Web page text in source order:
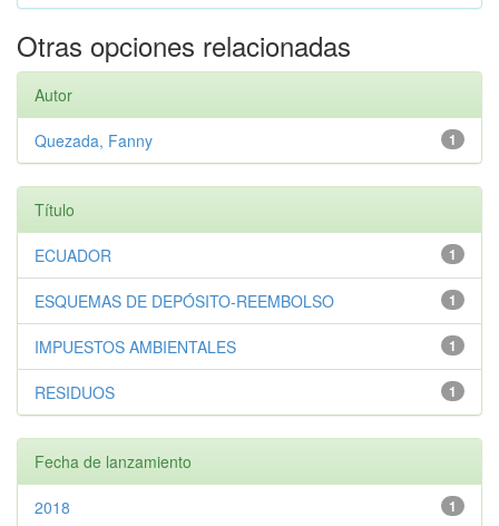
Otras opciones relacionadas
Autor
1
Quezada, Fanny
Título
1
ECUADOR
1
ESQUEMAS DE DEPÓSITO-REEMBOLSO
1
IMPUESTOS AMBIENTALES
1
RESIDUOS
Fecha de lanzamiento
1
2018